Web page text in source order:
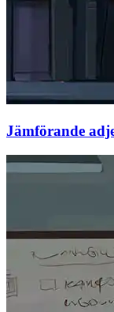
Jämförande